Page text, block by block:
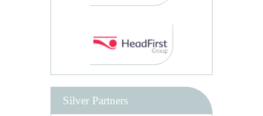
Silver Partners